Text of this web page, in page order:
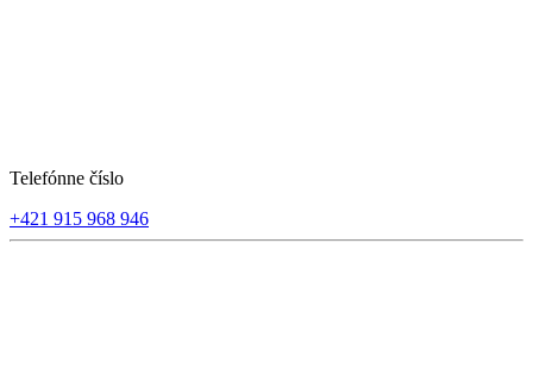
Telefónne číslo
+421 915 968 946